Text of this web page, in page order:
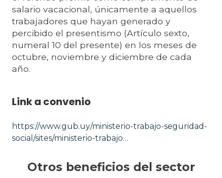
salario vacacional, únicamente a aquellos
trabajadores que hayan generado y
percibido el presentismo (Artículo sexto,
numeral 10 del presente) en los meses de
octubre, noviembre y diciembre de cada
año.
Link a convenio
https://www.gub.uy/ministerio-trabajo-seguridad-
social/sites/ministerio-trabajo…
Otros beneficios del sector